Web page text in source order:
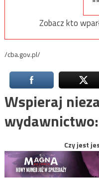
Zobacz kto
/cba.gov.pl/
Wspieraj
wydawnictwo:
Czy jest